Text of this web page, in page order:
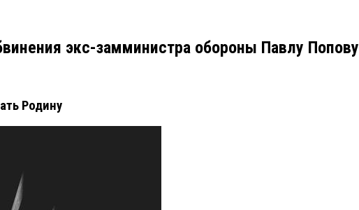
экс-замминистра обороны Павлу Попову
Родину